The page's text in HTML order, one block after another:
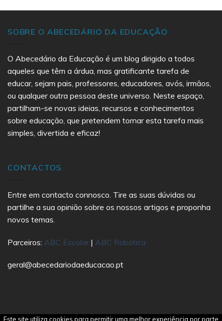
SOBRE O ABECEDÁRIO DA EDUCAÇÃO
O Abecedário da Educação é um blog dirigido a todos
aqueles que têm a árdua, mas gratificante tarefa de
educar, sejam pais, professores, educadores, avós, irmãos,
ou qualquer outra pessoa deste universo. Neste espaço,
partilham-se novas ideias, recursos e conhecimentos
sobre educação, que pretendem tornar esta tarefa mais
simples, divertida e eficaz!
CONTACTOS
Entre em contacto connosco. Tire as suas dúvidas ou
partilhe a sua opinião sobre os nossos artigos e proponha
novos temas.
Parceiros: ABC Escolar | ABC Robótica
geral@abecedariodaeducacao.pt
Este site utiliza cookies para permitir uma melhor experiência por parte